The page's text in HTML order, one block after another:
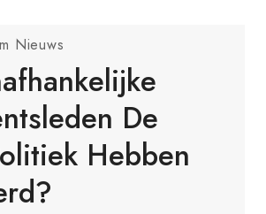
Nieuws
De
Hebben